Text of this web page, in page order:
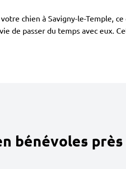
chien à Savigny-le-Temple,
de passer du temps avec eux.
bénévoles